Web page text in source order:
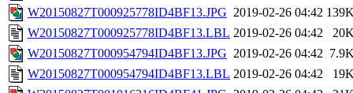
W20150827T000925778ID4BF13.JPG 2019-02-26 04:42
W20150827T000925778ID4BF13.LBL 2019-02-26 04:42
W20150827T000954794ID4BF13.JPG 2019-02-26 04:42
W20150827T000954794ID4BF13.LBL 2019-02-26 04:42